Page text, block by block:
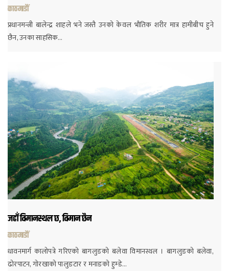
काठमाडौं
प्रधानमन्त्री बालेन्द्र शाहले भने जस्तै उनको केवल भौतिक शरीर मात्र हामीबीच हुने
छैन, उनका साहसिक…
जहाँ विमानस्थल छ, विमान छैन
काठमाडौं
धावनमार्ग कालोपत्रे गरिएको बागलुङको बलेवा विमानस्थल । बागलुङको बलेवा,
ढोरपाटन, गोरखाको पालुङटार र मनाङको हुम्डे…